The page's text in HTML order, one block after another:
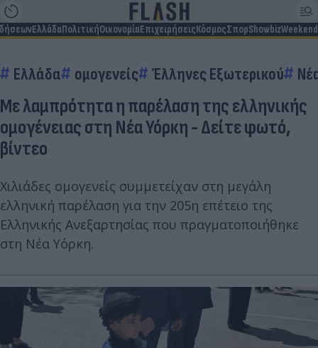
ΕλλάδαΠολιτικήΟικονομίαΕπιχειρήσειςΚόσμοςΣπορShowbizWeekend
Ελλάδα ομογενείς Έλληνες Εξωτερικού
Με λαμπρότητα η παρέλαση της ελληνικής
ομογένειας στη Νέα Υόρκη - Δείτε φωτό,
βίντεο
Χιλιάδες ομογενείς συμμετείχαν στη μεγάλη
ελληνική παρέλαση για την 205η επέτειο της
Ελληνικής Ανεξαρτησίας που πραγματοποιήθηκε
στη Νέα Υόρκη.